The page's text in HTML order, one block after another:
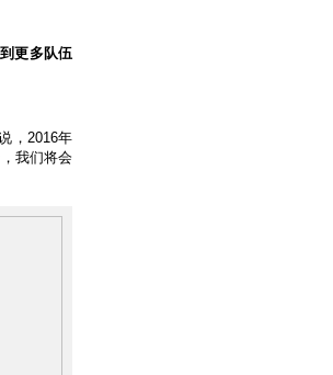
更多队伍
，2016年
我们将会